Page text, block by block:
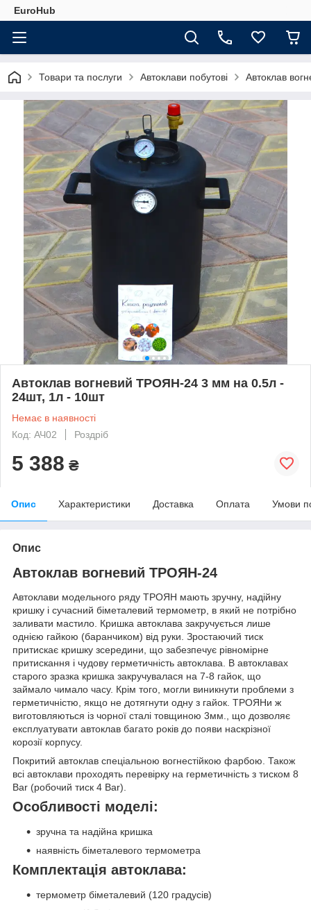
EuroHub
Товари та послуги Автоклави побутові Автоклав
Автоклав вогневий ТРОЯН-24 3 мм на 0.5л -
24шт, 1л - 10шт
Немає в наявності
Код: АЧ02
Роздріб
5 388 ₴
Опис Характеристики Доставка Оплата Умови
Опис
Автоклав вогневий ТРОЯН-24
Автоклави модельного ряду ТРОЯН мають зручну, надійну
кришку і сучасний біметалевий термометр, в який не потрібно
заливати мастило. Кришка автоклава закручується лише
однією гайкою (баранчиком) від руки. Зростаючий тиск
притискає кришку зсередини, що забезпечує рівномірне
притискання і чудову герметичність автоклава. В автоклавах
старого зразка кришка закручувалася на 7-8 гайок, що
займало чимало часу. Крім того, могли виникнути проблеми з
герметичністю, якщо не дотягнути одну з гайок. ТРОЯНи ж
виготовляються із чорної сталі товщиною 3мм., що дозволяє
експлуатувати автоклав багато років до появи наскрізної
корозії корпусу.
Покритий автоклав спеціальною вогнестійкою фарбою. Також
всі автоклави проходять перевірку на герметичність з тиском 8
Bar (робочий тиск 4 Bar).
Особливості моделі:
зручна та надійна кришка
наявність біметалевого термометра
Комплектація автоклава:
термометр біметалевий (120 градусів)